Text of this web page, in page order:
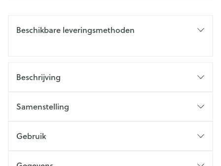
Beschikbare leveringsmethoden
Beschrijving
Samenstelling
Gebruik